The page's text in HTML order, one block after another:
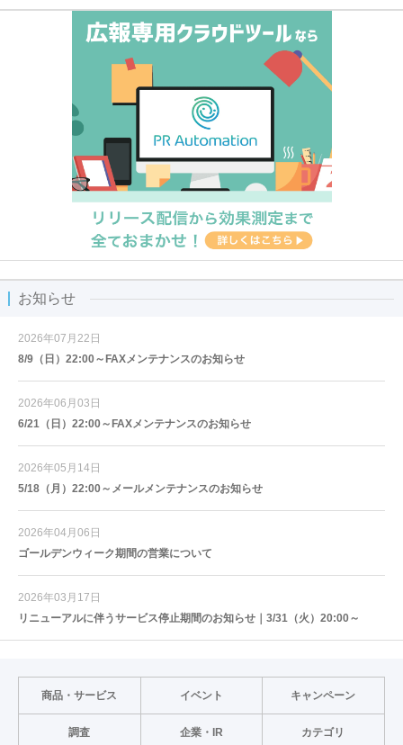
お知らせ
2026年07月22日
8/9（日）22:00～FAXメンテナンスのお知らせ
2026年06月03日
6/21（日）22:00～FAXメンテナンスのお知らせ
2026年05月14日
5/18（月）22:00～メールメンテナンスのお知らせ
2026年04月06日
ゴールデンウィーク期間の営業について
2026年03月17日
リニューアルに伴うサービス停止期間のお知らせ｜3/31（火）20:00～
商品・サービス イベント キャンペーン
調査 企業・IR カテゴリ